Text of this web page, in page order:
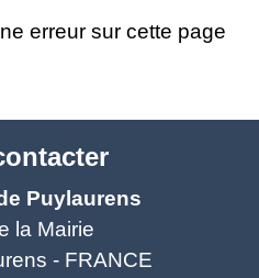
erreur sur cette page
Puylaurens
la Mairie
- FRANCE